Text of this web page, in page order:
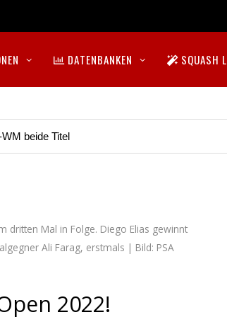
DATENBANKEN SQUASH
beide Titel
dritten Mal in Folge. Diego Elias gewinnt
Ali Farag, erstmals | Bild: PSA
2022!